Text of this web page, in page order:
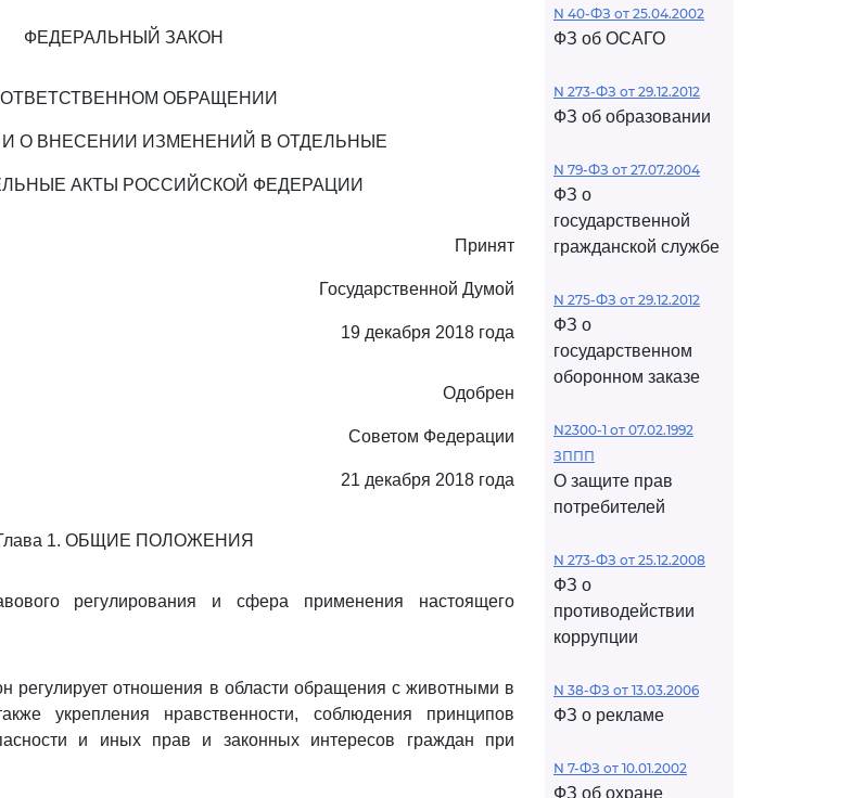
ФЕДЕРАЛЬНЫЙ ЗАКОН
ОБРАЩЕНИИ
О ВНЕСЕНИИ ИЗМЕНЕНИЙ В ОТДЕЛЬНЫЕ
АКТЫ РОССИЙСКОЙ ФЕДЕРАЦИИ
Принят
Государственной Думой
19 декабря 2018 года
Одобрен
Советом Федерации
21 декабря 2018 года
1. ОБЩИЕ ПОЛОЖЕНИЯ
регулирования и сфера применения настоящего
регулирует отношения в области обращения с животными в
укрепления нравственности, соблюдения принципов
и иных прав и законных интересов граждан при
N 40-ФЗ от 25.04.2002
ФЗ об ОСАГО
N 273-ФЗ от 29.12.2012
ФЗ об образовании
N 79-ФЗ от 27.07.2004
ФЗ о
государственной
гражданской службе
N 275-ФЗ от 29.12.2012
ФЗ о
государственном
оборонном заказе
N2300-1 от 07.02.1992
ЗППП
О защите прав
потребителей
N 273-ФЗ от 25.12.2008
ФЗ о
противодействии
коррупции
N 38-ФЗ от 13.03.2006
ФЗ о рекламе
N 7-ФЗ от 10.01.2002
ФЗ об охране